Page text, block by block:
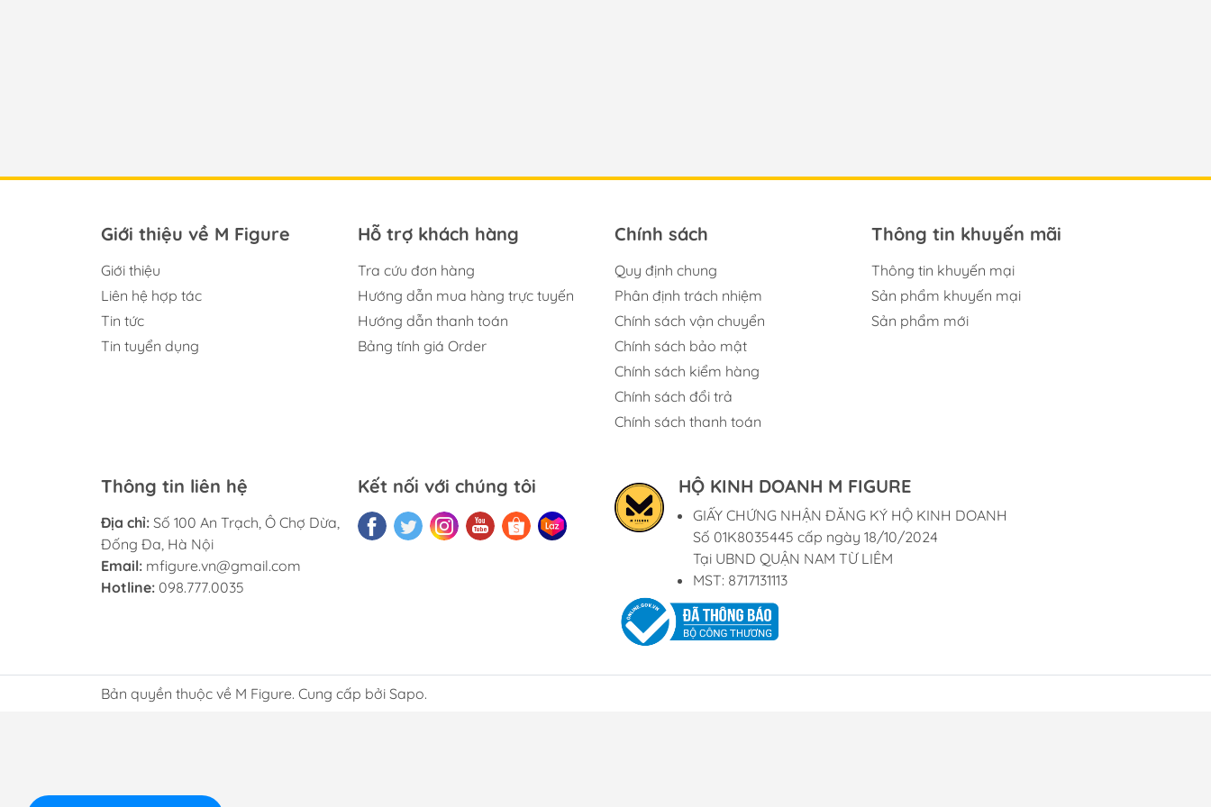
Giới thiệu về M Figure
Giới thiệu
Liên hệ hợp tác
Tin tức
Tin tuyển dụng
Hỗ trợ khách hàng
Tra cứu đơn hàng
Hướng dẫn mua hàng trực tuyến
Hướng dẫn thanh toán
Bảng tính giá Order
Chính sách
Quy định chung
Phân định trách nhiệm
Chính sách vận chuyển
Chính sách bảo mật
Chính sách kiểm hàng
Chính sách đổi trả
Chính sách thanh toán
Thông tin khuyến mãi
Thông tin khuyến mại
Sản phẩm khuyến mại
Sản phẩm mới
Thông tin liên hệ
Địa chỉ: Số 100 An Trạch, Ô Chợ Dừa,
Đống Đa, Hà Nội
Email: mfigure.vn@gmail.com
Hotline: 098.777.0035
Kết nối với chúng tôi HỘ KINH DOANH M FIGURE
GIẤY CHỨNG NHẬN ĐĂNG KÝ HỘ KINH DOANH
Số 01K8035445 cấp ngày 18/10/2024
Tại UBND QUẬN NAM TỪ LIÊM
MST: 8717131113
Bản quyền thuộc về M Figure. Cung cấp bởi Sapo.